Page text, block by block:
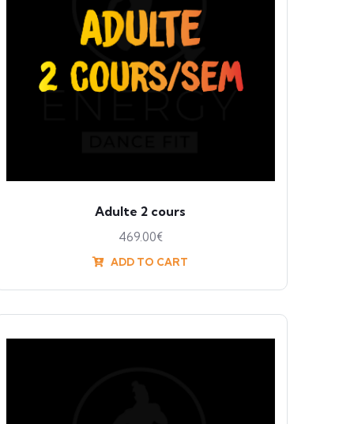
Adulte 2 cours
469.00€
ADD TO CART